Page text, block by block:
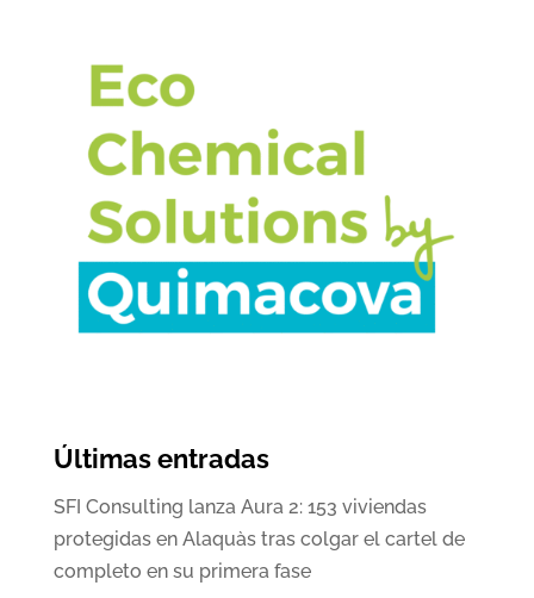
Últimas entradas
SFI Consulting lanza Aura 2: 153 viviendas
protegidas en Alaquàs tras colgar el cartel de
completo en su primera fase